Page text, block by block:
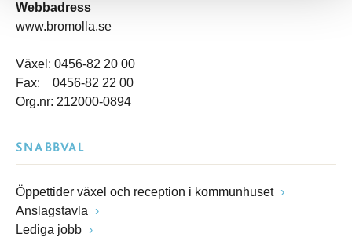
Webbadress
www.bromolla.se
Växel: 0456-82 20 00
Fax: 0456-82 22 00
Org.nr: 212000-0894
SNABBVAL
Öppettider växel och reception i kommunhuset
Anslagstavla
Lediga jobb